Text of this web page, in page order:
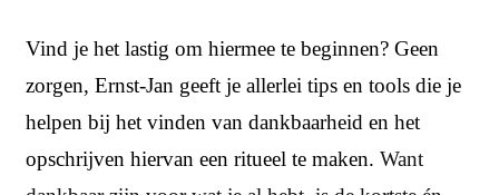
Vind je het lastig om hiermee te beginnen? Geen
zorgen, Ernst-Jan geeft je allerlei tips en tools die je
helpen bij het vinden van dankbaarheid en het
opschrijven hiervan een ritueel te maken. Want